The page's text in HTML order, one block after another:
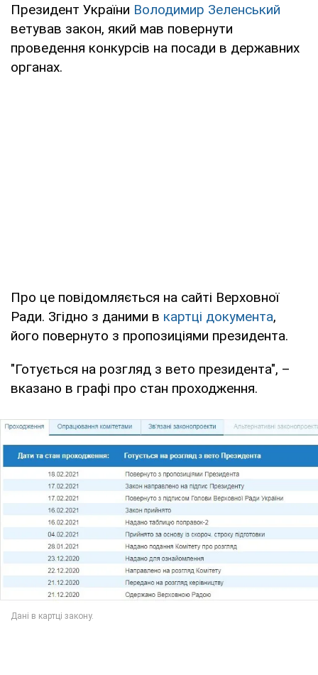
Президент України Володимир Зеленський
ветував закон, який мав повернути
проведення конкурсів на посади в державних
органах.
Про це повідомляється на сайті Верховної
Ради. Згідно з даними в картці документа,
його повернуто з пропозиціями президента.
"Готується на розгляд з вето президента", –
вказано в графі про стан проходження.